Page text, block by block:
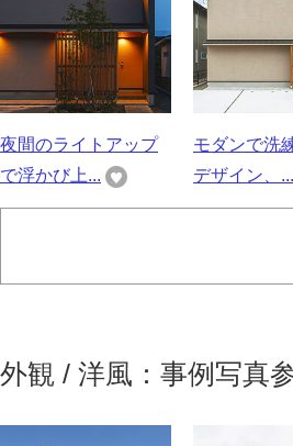
夜間のライトアップ
で浮かび上...
モダンで洗
デザイン、...
外観 / 洋風：事例写真